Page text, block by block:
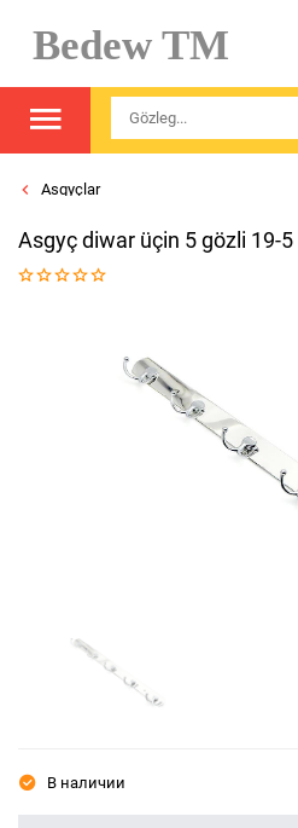
Bedew TM
Asgyçlar
Asgyç diwar üçin 5 gözli 19-5
В наличии